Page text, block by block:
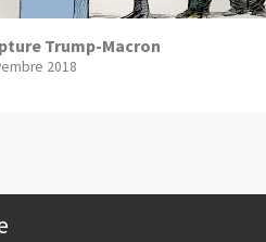
Trump-Macron
2018